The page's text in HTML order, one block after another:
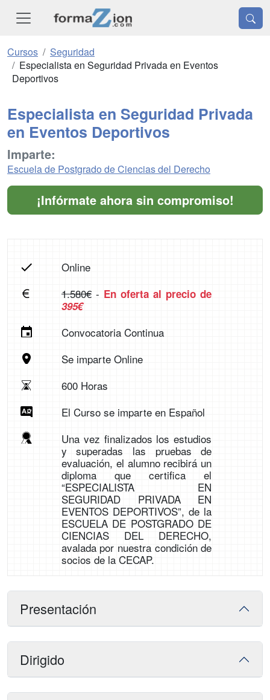
Cursos
Seguridad
Especialista en Seguridad Privada en Eventos
Deportivos
Especialista en Seguridad Privada
en Eventos Deportivos
Imparte:
Escuela de Postgrado de Ciencias del Derecho
¡Infórmate ahora sin compromiso!
Online
1.580€- En oferta al precio de
395€
Convocatoria Continua
Se imparte Online
600 Horas
El Curso se imparte en Español
Una vez finalizados los estudios
y superadas las pruebas de
evaluación, el alumno recibirá un
diploma que certifica el
“ESPECIALISTA EN
SEGURIDAD PRIVADA EN
EVENTOS DEPORTIVOS”, de la
ESCUELA DE POSTGRADO DE
CIENCIAS DEL DERECHO,
avalada por nuestra condición de
socios de la CECAP.
Presentación
Dirigido